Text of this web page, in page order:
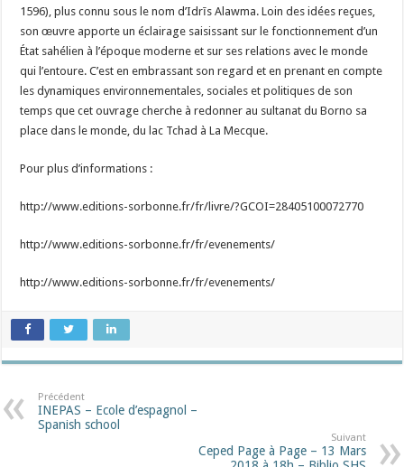
1596), plus connu sous le nom d’Idrīs Alawma. Loin des idées reçues,
son œuvre apporte un éclairage saisissant sur le fonctionnement d’un
État sahélien à l’époque moderne et sur ses relations avec le monde
qui l’entoure. C’est en embrassant son regard et en prenant en compte
les dynamiques environnementales, sociales et politiques de son
temps que cet ouvrage cherche à redonner au sultanat du Borno sa
place dans le monde, du lac Tchad à La Mecque.
Pour plus d’informations :
http://www.editions-sorbonne.fr/fr/livre/?GCOI=28405100072770
http://www.editions-sorbonne.fr/fr/evenements/
http://www.editions-sorbonne.fr/fr/evenements/
Précédent
INEPAS – Ecole d’espagnol –
Spanish school
Suivant
Ceped Page à Page – 13 Mars